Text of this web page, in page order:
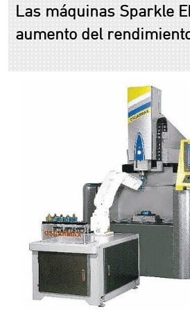
Las máquinas Sparkle
aumento del